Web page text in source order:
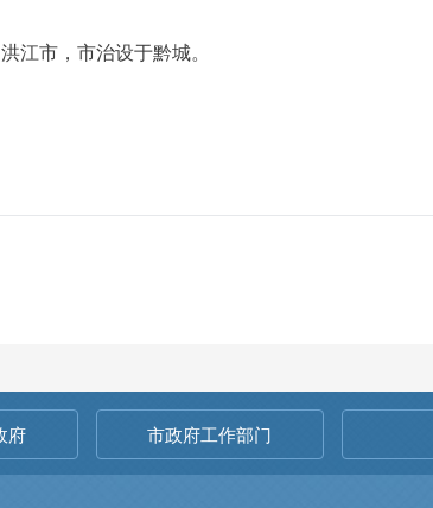
江市，市治设于黔城。
府 市政府工作部门